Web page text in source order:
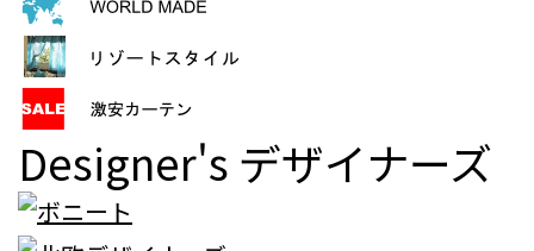
Designer's デザイナーズ